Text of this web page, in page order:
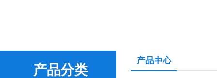
产品分类
产品中心